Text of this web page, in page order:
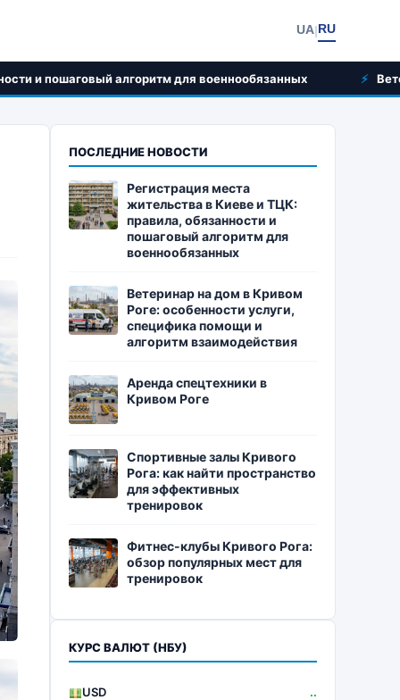
UA|RU
для военнообязанных Ветеринар на дом в
ПОСЛЕДНИЕ НОВОСТИ
Регистрация места
жительства в Киеве и ТЦК:
правила, обязанности и
пошаговый алгоритм для
военнообязанных
Ветеринар на дом в Кривом
Роге: особенности услуги,
специфика помощи и
алгоритм взаимодействия
Аренда спецтехники в
Кривом Роге
Спортивные залы Кривого
Рога: как найти пространство
для эффективных
тренировок
Фитнес-клубы Кривого Рога:
обзор популярных мест для
тренировок
КУРС ВАЛЮТ (НБУ)
USD ..